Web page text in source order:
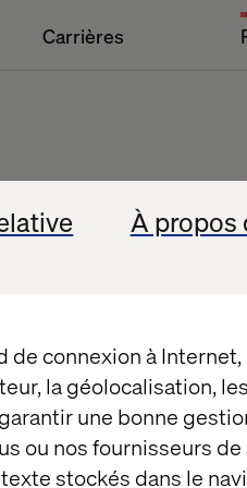
À propos
connexion à
la géolocalisation,
une bonne
ou nos fournisseurs
stockés dans le
Carrières